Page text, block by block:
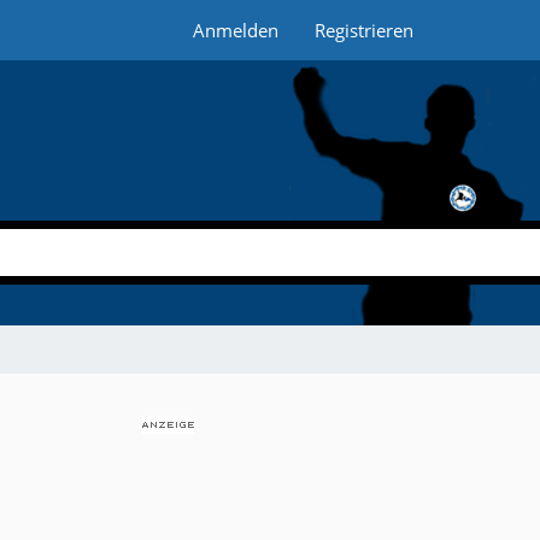
Anmelden Registrieren